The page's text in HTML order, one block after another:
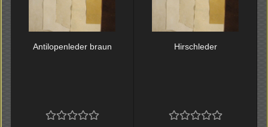
An­ti­lo­pen­le­der braun Hirsch­le­der